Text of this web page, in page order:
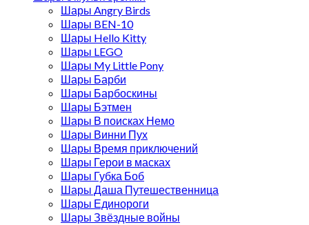
Шары Angry Birds
Шары BEN-10
Шары Hello Kitty
Шары LEGO
Шары My Little Pony
Шары Барби
Шары Барбоскины
Шары Бэтмен
Шары В поисках Немо
Шары Винни Пух
Шары Время приключений
Шары Герои в масках
Шары Губка Боб
Шары Даша Путешественница
Шары Единороги
Шары Звёздные войны